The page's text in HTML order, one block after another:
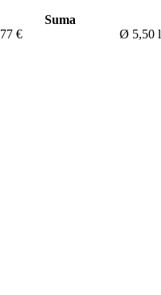
Suma
77 €
Ø 5,50 l